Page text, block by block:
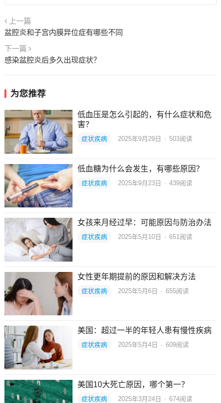
上一篇
盆腔炎和子宫内膜异位症有哪些不同
下一篇
感染盆腔炎后多久出现症状？
为您推荐
低血压是怎么引起的，有什么症状和危
害？
症状疾病 2025年9月29日 · 503阅读
低血糖为什么会发生，有哪些原因？
症状疾病 2025年9月23日 · 439阅读
女孩来月经过早：可能原因与防治办法
症状疾病 2025年5月10日 · 651阅读
女性更年期提前的原因和解决方法
症状疾病 2025年5月6日 · 655阅读
美国：超过一半的年轻人患有慢性疾病
症状疾病 2025年5月4日 · 609阅读
美国10大死亡原因，哪个第一？
症状疾病 2025年3月24日 · 674阅读